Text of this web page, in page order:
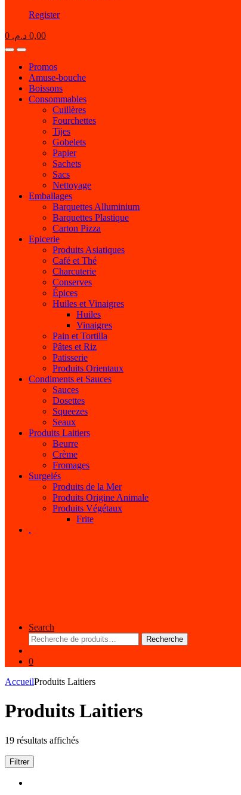
Register
0 0,00 د.م.
OpenClose
Promos
Amuse-bouche
Boissons
Consommables
Cuillères
Fourchettes
Tijes
Gobelets
Papier
Sachets
Sacs
Nettoyage
Emballages
Barquettes Alluminium
Barquettes Plastique
Carton Pizza
Epicerie
Produits Asiatiques
Café et Thé
Charcuterie
Conserves
Épices
Huiles et Vinaigres
Huiles
Vinaigres
Pain et Tortilla
Pâtes et Riz
Patisserie
Produits Orientaux
Condiments et Sauces
Sauces
Dosettes
Squeezes
Seaux
Produits Laitiers
Beurre
Crème
Fromages
Surgelés
Produits de la Mer
Produits Origine Animale
Produits Végétaux
Frite
.
Search
Recherche
pour :
Recherche
0
AccueilProduits Laitiers
Produits Laitiers
19 résultats affichés
Filtrer